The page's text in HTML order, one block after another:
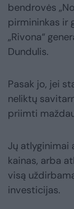
bendrovės
pirmininkas ir
„Rivona“
Dundulis.
Pasak jo, jei
neliktų
priimti
Jų atlyginimai
kainas, arba
visą
investicijas.